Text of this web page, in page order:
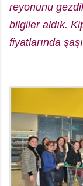
reyonunu
bilgiler aldık.
fiyatlarında